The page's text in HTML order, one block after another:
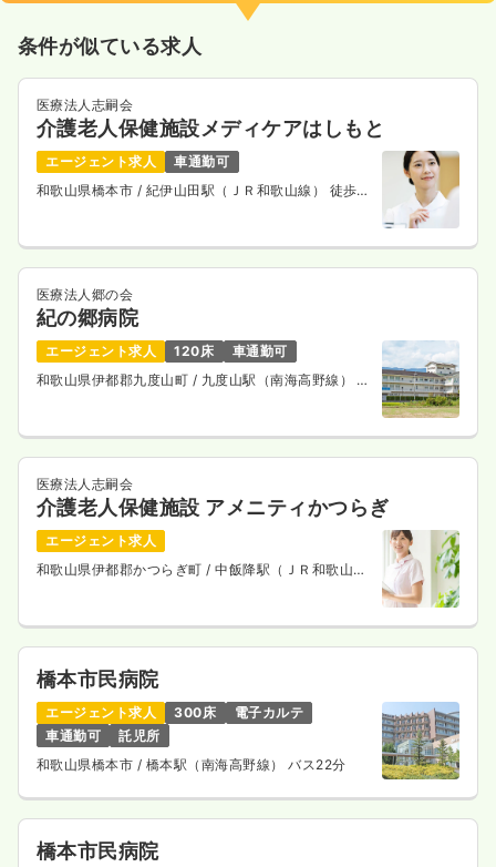
条件が似ている求人
医療法人志嗣会
介護老人保健施設メディケアはしもと
エージェント求人
車通勤可
和歌山県橋本市 / 紀伊山田駅（ＪＲ和歌山線） 徒歩11
医療法人郷の会
紀の郷病院
エージェント求人 120床
車通勤可
和歌山県伊都郡九度山町 / 九度山駅（南海高野線） 徒
医療法人志嗣会
介護老人保健施設 アメニティかつらぎ
エージェント求人
和歌山県伊都郡かつらぎ町/ 中飯降駅（ＪＲ和歌山
橋本市民病院
エージェント求人 300床
電子カルテ
車通勤可
託児所
和歌山県橋本市 / 橋本駅（南海高野線） バス22分
橋本市民病院